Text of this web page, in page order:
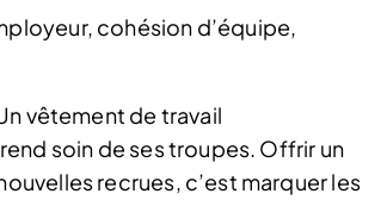
cohésion d’équipe,
vêtement de travail
soin de ses troupes. Offrir un
recrues, c’est marquer les